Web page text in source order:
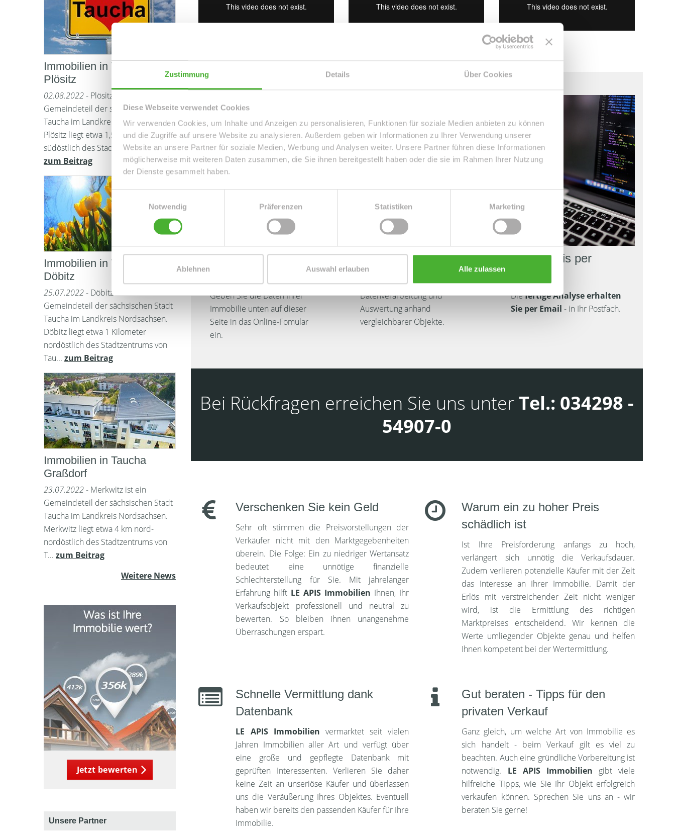
Zustimmung Details Über Cookies
Diese Webseite verwendet Cookies
Wir verwenden Cookies, um Inhalte und Anzeigen zu personalisieren, Funktionen für soziale Medien anbieten zu können
und die Zugriffe auf unsere Website zu analysieren. Außerdem geben wir Informationen zu Ihrer Verwendung unserer
Website an unsere Partner für soziale Medien, Werbung und Analysen weiter. Unsere Partner führen diese Informationen
möglicherweise mit weiteren Daten zusammen, die Sie ihnen bereitgestellt haben oder die sie im Rahmen Ihrer Nutzung
der Dienste gesammelt haben.
Einwilligungsauswahl
Notwendig
Präferenzen Statistiken Marketing
Ablehnen Auswahl erlauben Alle zulassen
Immobilien in Taucha
Plösitz
02.08.2022- Plösitz ist ein
Gemeindeteil der sächsischen Stadt
Taucha im Landkreis Nordsachsen.
Plösitz liegt etwa 1,5 Kilometer
südöstlich des Stadtzentrums von ...
zum Beitrag
Immobilien in Taucha
Döbitz
25.07.2022- Döbitz ist ein
Gemeindeteil der sächsischen Stadt
Taucha im Landkreis Nordsachsen.
Döbitz liegt etwa 1 Kilometer
nordöstlich des Stadtzentrums von
Tau... zum Beitrag
Immobilien in Taucha
Graßdorf
23.07.2022- Merkwitz ist ein
Gemeindeteil der sächsischen Stadt
Taucha im Landkreis Nordsachsen.
Merkwitz liegt etwa 4 km nord-
nordöstlich des Stadtzentrums von
T... zum Beitrag
Weitere News
Jetzt bewerten
Unsere Partner
1. Objektdaten
Geben Sie die Daten Ihrer
Immobilie unten auf dieser
Seite in das Online-Fomular
ein.
2. Analyse Ihrer
Daten
Datenverarbeitung und
Auswertung anhand
vergleichbarer Objekte.
3. Ergebnis per
Diefertige Analyse erhalten
Sie per Email - in Ihr Postfach.
Bei Rückfragen erreichen Sie uns unterTel.: 034298 -
54907-0
Verschenken Sie kein Geld
Sehr oft stimmen die Preisvorstellungen der
Verkäufer nicht mit den Marktgegebenheiten
überein. Die Folge: Ein zu niedriger Wertansatz
bedeutet eine unnötige finanzielle
Schlechterstellung für Sie. Mit jahrelanger
Erfahrung hilft LE APIS Immobilien Ihnen, Ihr
Verkaufsobjekt professionell und neutral zu
bewerten. So bleiben Ihnen unangenehme
Überraschungen erspart.
Warum ein zu hoher Preis
schädlich ist
Ist Ihre Preisforderung anfangs zu hoch,
verlängert sich unnötig die Verkaufsdauer.
Zudem verlieren potenzielle Käufer mit der Zeit
das Interesse an Ihrer Immobilie. Damit der
Erlös mit verstreichender Zeit nicht weniger
wird, ist die Ermittlung des richtigen
Marktpreises entscheidend. Wir kennen die
Werte umliegender Objekte genau und helfen
Ihnen kompetent bei der Wertermittlung.
Schnelle Vermittlung dank
Datenbank
LE APIS Immobilien vermarktet seit vielen
Jahren Immobilien aller Art und verfügt über
eine große und gepflegte Datenbank mit
geprüften Interessenten. Verlieren Sie daher
keine Zeit an unseriöse Käufer und überlassen
uns die Veräußerung Ihres Objektes. Eventuell
haben wir bereits den passenden Käufer für Ihre
Immobilie.
Gut beraten - Tipps für den
privaten Verkauf
Ganz gleich, um welche Art von Immobilie es
sich handelt - beim Verkauf gilt es viel zu
beachten. Auch eine gründliche Vorbereitung ist
notwendig. LE APIS Immobilien gibt viele
hilfreiche Tipps, wie Sie Ihr Objekt erfolgreich
verkaufen können. Sprechen Sie uns an - wir
beraten Sie gerne!